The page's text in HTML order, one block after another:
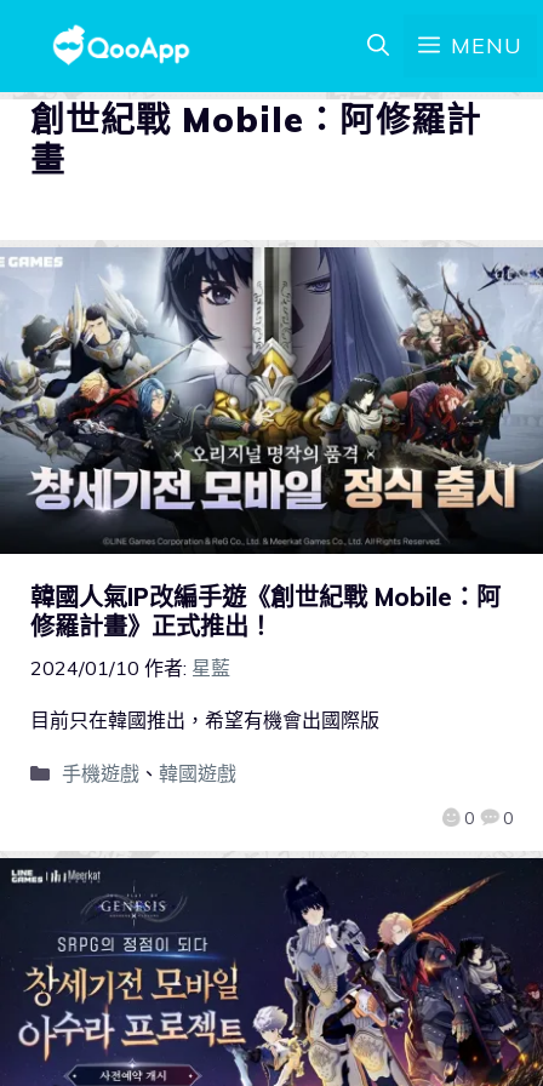
MENU
創世紀戰 Mobile：阿修羅計
畫
韓國人氣IP改編手遊《創世紀戰 Mobile：阿
修羅計畫》正式推出！
2024/01/10 作者: 星藍
0 0
目前只在韓國推出，希望有機會出國際版
手機遊戲、 韓國遊戲